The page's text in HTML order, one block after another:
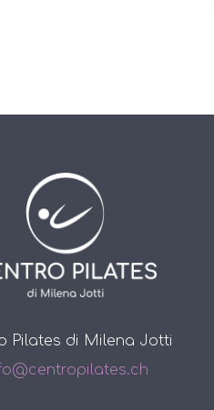
Pilates di Milena Jotti